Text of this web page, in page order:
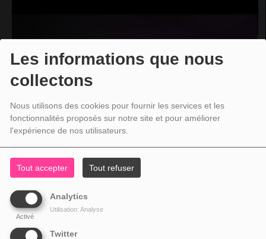
Les informations que nous
collectons
Nous utilisons des cookies pour fournir les services et les
fonctionnalités proposés sur notre site et pour améliorer
l'expérience de nos utilisateurs.
Tout accepter Tout refuser
Analytics
Activé
Utilisation: Analyse
Twitter